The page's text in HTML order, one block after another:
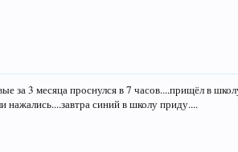
за 3 месяца проснулся в 7 часов....прищёл в
нажались....завтра синий в школу приду....